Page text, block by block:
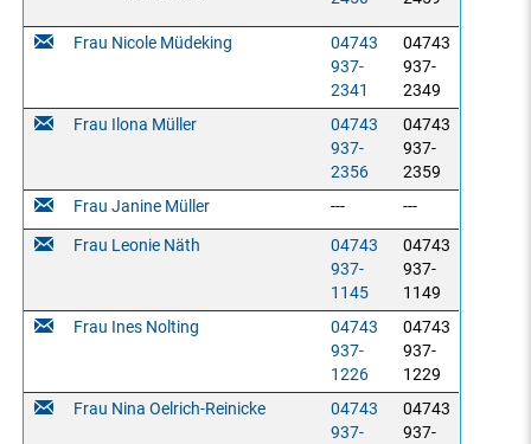
Frau Nicole Müdeking
04743
937-
2341
04743
937-
2349
Frau Ilona Müller
04743
937-
2356
04743
937-
2359
Frau Janine Müller
---
---
Frau Leonie Näth
04743
937-
1145
04743
937-
1149
Frau Ines Nolting
04743
937-
1226
04743
937-
1229
Frau Nina Oelrich-Reinicke
04743
937-
04743
937-